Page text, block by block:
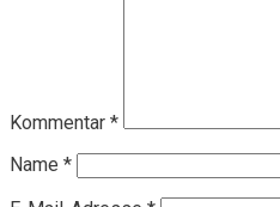
Kommentar *
Name *